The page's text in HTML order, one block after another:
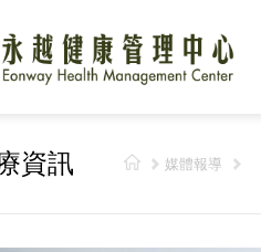
資訊 媒體報導